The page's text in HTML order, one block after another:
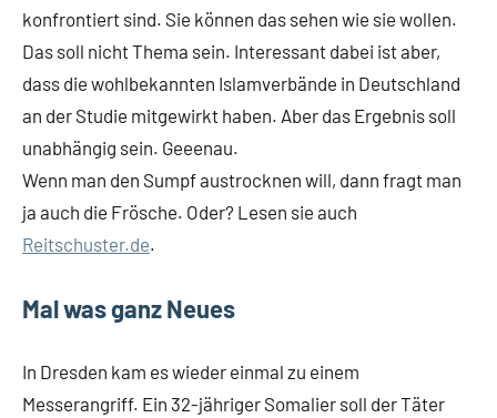
konfrontiert sind. Sie können das sehen wie sie wollen.
Das soll nicht Thema sein. Interessant dabei ist aber,
dass die wohlbekannten Islamverbände in Deutschland
an der Studie mitgewirkt haben. Aber das Ergebnis soll
unabhängig sein. Geeenau.
Wenn man den Sumpf austrocknen will, dann fragt man
ja auch die Frösche. Oder? Lesen sie auch
Reitschuster.de.
Mal was ganz Neues
In Dresden kam es wieder einmal zu einem
Messerangriff. Ein 32-jähriger Somalier soll der Täter